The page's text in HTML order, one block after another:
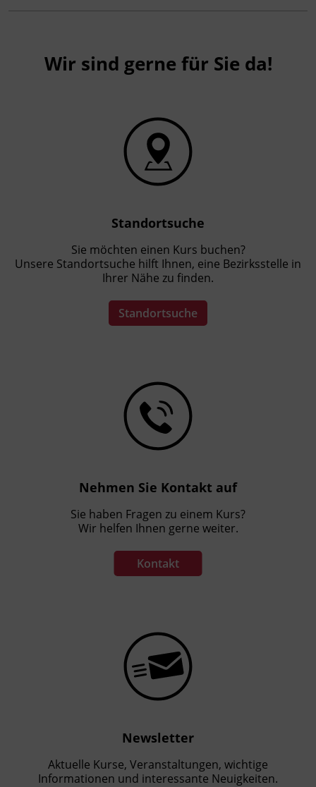
Wir sind gerne für Sie da!
Standortsuche
Sie möchten einen Kurs buchen?
Unsere Standortsuche hilft Ihnen, eine Bezirksstelle in
Ihrer Nähe zu finden.
Standortsuche
Nehmen Sie Kontakt auf
Sie haben Fragen zu einem Kurs?
Wir helfen Ihnen gerne weiter.
Kontakt
Newsletter
Aktuelle Kurse, Veranstaltungen, wichtige
Informationen und interessante Neuigkeiten.